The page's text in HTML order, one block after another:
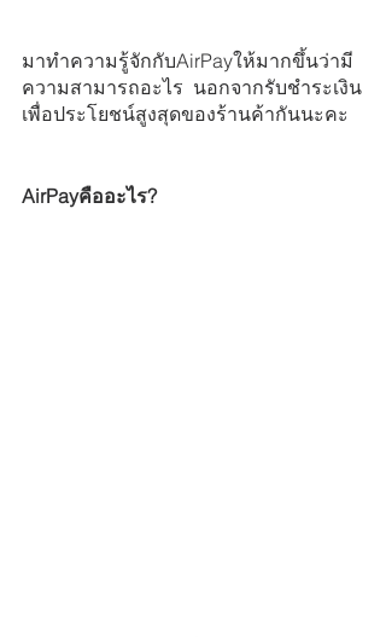
มาทำความรู้จักกับAirPayให้มากขึ้นว่ามี
ความสามารถอะไร  นอกจากรับชำระเงิน
เพื่อประโยชน์สูงสุดของร้านค้ากันนะคะ
AirPayคืออะไร?